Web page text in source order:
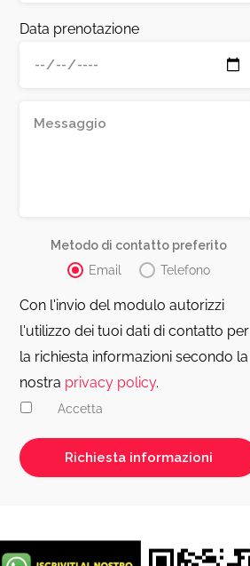
Data prenotazione
Metodo di contatto preferito
Email
Telefono
Con l'invio del modulo autorizzi
l'utilizzo dei tuoi dati di contatto per
la richiesta informazioni secondo la
nostra privacy policy.
Accetta